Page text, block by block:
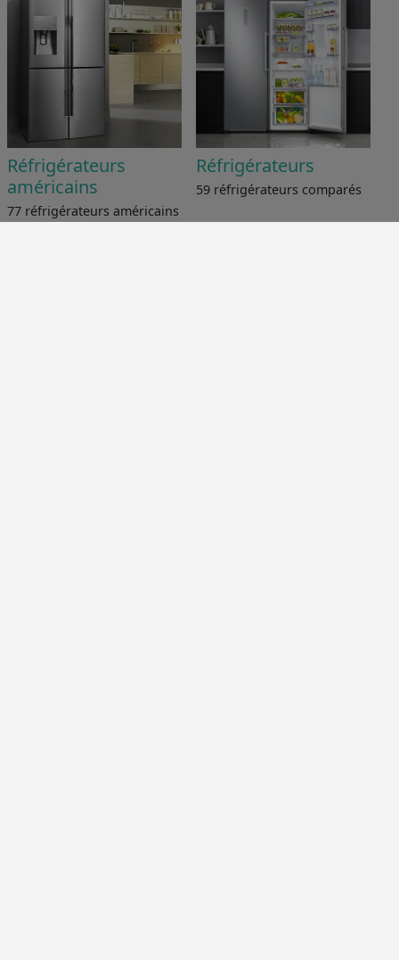
Réfrigérateurs
américains
77 réfrigérateurs américains
Réfrigérateurs
59 réfrigérateurs comparés